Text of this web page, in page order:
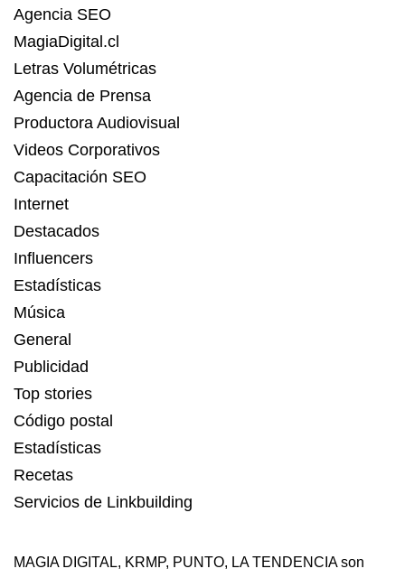
Agencia SEO
MagiaDigital.cl
Letras Volumétricas
Agencia de Prensa
Productora Audiovisual
Videos Corporativos
Capacitación SEO
Internet
Destacados
Influencers
Estadísticas
Música
General
Publicidad
Top stories
Código postal
Estadísticas
Recetas
Servicios de Linkbuilding
MAGIA DIGITAL, KRMP, PUNTO, LA TENDENCIAson